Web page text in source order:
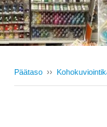
Päätaso ››